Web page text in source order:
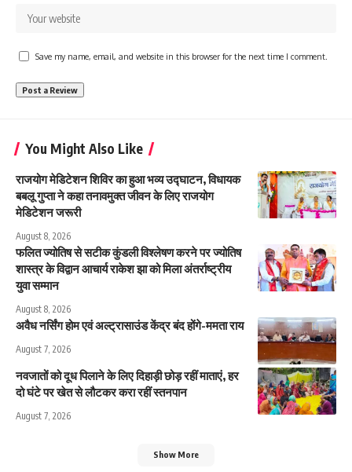
Save my name, email, and website in this browser for the next time I comment.
You Might Also Like
राजयोग मेडिटेशन शिविर का हुआ भव्य उद्घाटन, विधायक
बबलू गुप्ता ने कहा तनावमुक्त जीवन के लिए राजयोग
मेडिटेशन जरूरी
August 8, 2026
फलित ज्योतिष से सटीक कुंडली विश्लेषण करने पर ज्योतिष
शास्त्र के विद्वान आचार्य राकेश झा को मिला अंतर्राष्ट्रीय
युवा सम्मान
August 8, 2026
अवैध नर्सिंग होम एवं अल्ट्रासाउंड केंद्र बंद होंगे-ममता राय
August 7, 2026
नवजातों को दूध पिलाने के लिए दिहाड़ी छोड़ रहीं माताएं, हर
दो घंटे पर खेत से लौटकर करा रहीं स्तनपान
August 7, 2026
Show More